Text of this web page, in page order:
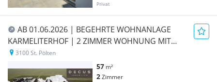
Privat
AB 01.06.2026 | BEGEHRTE WOHNANLAGE
KARMELITERHOF | 2 ZIMMER WOHNUNG MIT
SCHRANKRAUM!
3100 St. Pölten
57 m²
2Zimmer